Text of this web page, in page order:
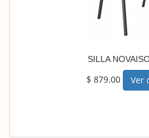
SILLA
$ 879.00 Ver